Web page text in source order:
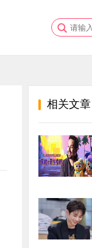
相关文章